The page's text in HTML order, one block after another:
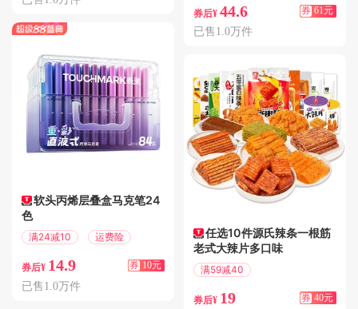
软头丙烯层叠盒马克笔24
色
满24减10 运费险
券后¥ 14.9 券 10元
已售1.0万件
券后¥ 44.6 券 61元
已售1.0万件
任选10件源氏辣条一根筋
老式大辣片多口味
满59减40
券后¥ 19 券 40元